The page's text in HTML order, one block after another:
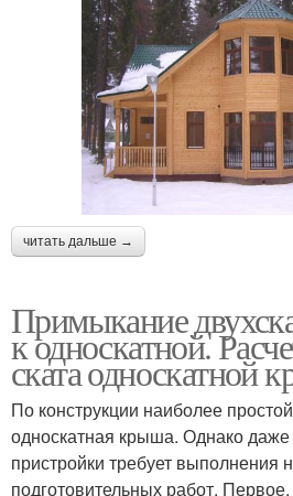
читать дальше →
Примыкание
к односкатной.
ската односкатной
По конструкции наиболее
односкатная крыша. Однако даже
пристройки требует выполнения
подготовительных работ.